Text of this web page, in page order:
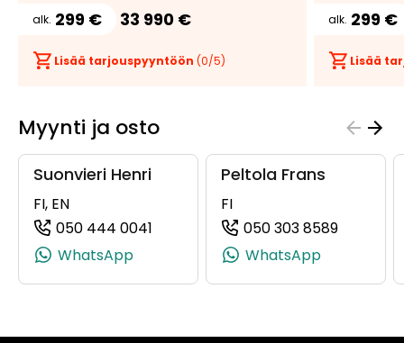
alk. 299 € 33 990 €
Lisää tarjouspyyntöön (0/5)
alk. 299 €
Lisää
Myynti ja osto
Suonvieri Henri
FI, EN
050 444 0041
(+358504440041, 0504440041,
WhatsApp
Peltola Frans
FI
050 303 8589
WhatsApp